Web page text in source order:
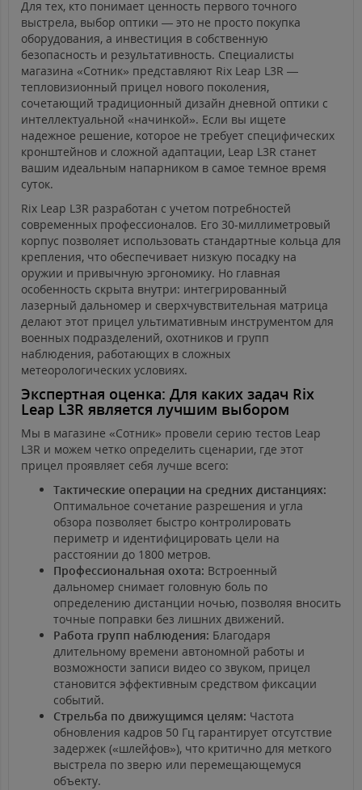
Для тех, кто понимает ценность первого точного
выстрела, выбор оптики — это не просто покупка
оборудования, а инвестиция в собственную
безопасность и результативность. Специалисты
магазина «Сотник» представляют Rix Leap L3R —
тепловизионный прицел нового поколения,
сочетающий традиционный дизайн дневной оптики с
интеллектуальной «начинкой». Если вы ищете
надежное решение, которое не требует специфических
кронштейнов и сложной адаптации, Leap L3R станет
вашим идеальным напарником в самое темное время
суток.
Rix Leap L3R разработан с учетом потребностей
современных профессионалов. Его 30-миллиметровый
корпус позволяет использовать стандартные кольца для
крепления, что обеспечивает низкую посадку на
оружии и привычную эргономику. Но главная
особенность скрыта внутри: интегрированный
лазерный дальномер и сверхчувствительная матрица
делают этот прицел ультимативным инструментом для
военных подразделений, охотников и групп
наблюдения, работающих в сложных
метеорологических условиях.
Экспертная оценка: Для каких задач Rix
Leap L3R является лучшим выбором
Мы в магазине «Сотник» провели серию тестов Leap
L3R и можем четко определить сценарии, где этот
прицел проявляет себя лучше всего:
Тактические операции на средних дистанциях:
Оптимальное сочетание разрешения и угла
обзора позволяет быстро контролировать
периметр и идентифицировать цели на
расстоянии до 1800 метров.
Профессиональная охота: Встроенный
дальномер снимает головную боль по
определению дистанции ночью, позволяя вносить
точные поправки без лишних движений.
Работа групп наблюдения: Благодаря
длительному времени автономной работы и
возможности записи видео со звуком, прицел
становится эффективным средством фиксации
событий.
Стрельба по движущимся целям: Частота
обновления кадров 50 Гц гарантирует отсутствие
задержек («шлейфов»), что критично для меткого
выстрела по зверю или перемещающемуся
объекту.